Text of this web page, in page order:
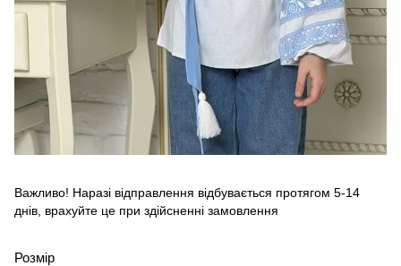
Важливо! Наразі відправлення відбувається протягом 5-14
днів, врахуйте це при здійсненні замовлення
Розмір